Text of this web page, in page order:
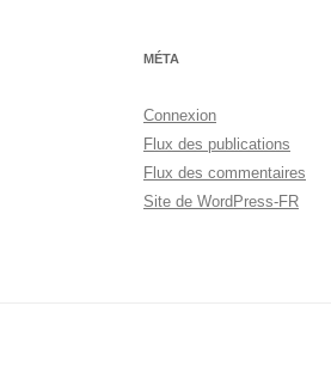
MÉTA
Connexion
Flux des publications
Flux des commentaires
Site de WordPress-FR